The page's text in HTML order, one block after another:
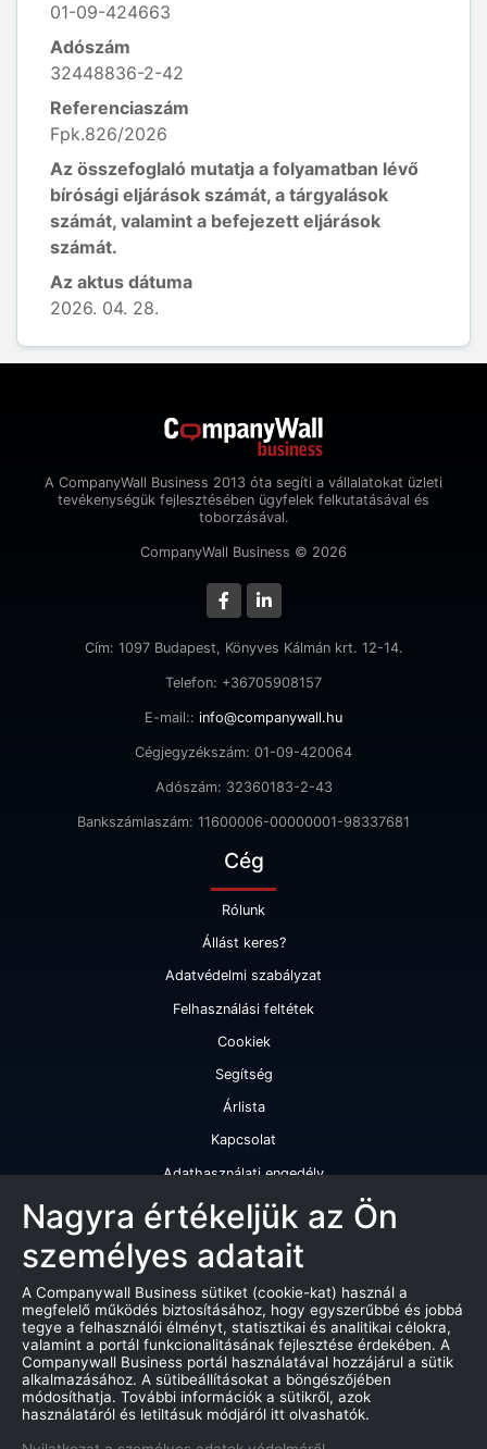
01-09-424663
Adószám
32448836-2-42
Referenciaszám
Fpk.826/2026
Az összefoglaló mutatja a folyamatban lévő
bírósági eljárások számát, a tárgyalások
számát, valamint a befejezett eljárások
számát.
Az aktus dátuma
2026. 04. 28.
A CompanyWall Business 2013 óta segíti a vállalatokat üzleti
tevékenységük fejlesztésében ügyfelek felkutatásával és
toborzásával.
CompanyWall Business © 2026
Cím: 1097 Budapest, Könyves Kálmán krt. 12-14.
Telefon: +36705908157
E-mail:: info@companywall.hu
Cégjegyzékszám: 01-09-420064
Adószám: 32360183-2-43
Bankszámlaszám: 11600006-00000001-98337681
Cég
Rólunk
Állást keres?
Adatvédelmi szabályzat
Felhasználási feltétek
Cookiek
Segítség
Árlista
Kapcsolat
Adathasználati engedély
Szolgáltatásaink
Cégminősítés
Cégminősítési riport
Kiváló cégminősítési tanúsítvány
Termékek
Companywall Business - Adattovábbítási szerződés
Nagyra értékeljük az Ön
személyes adatait
A Companywall Business sütiket (cookie-kat) használ a
megfelelő működés biztosításához, hogy egyszerűbbé és jobbá
tegye a felhasználói élményt, statisztikai és analitikai célokra,
valamint a portál funkcionalitásának fejlesztése érdekében. A
Companywall Business portál használatával hozzájárul a sütik
alkalmazásához. A sütibeállításokat a böngészőjében
módosíthatja. További információk a sütikről, azok
használatáról és letiltásuk módjáról itt olvashatók.